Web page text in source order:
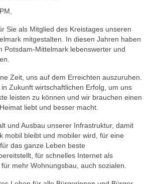
Sie als Mitglied des Kreistages unseren
mitgestalten. In diesen Jahren haben
Potsdam-Mittelmark lebenswerter und
Zeit, uns auf dem Erreichten auszuruhen.
Zukunft wirtschaftlichen Erfolg, um uns
leisten zu können und wir brauchen einen
liebt und besser macht.
und Ausbau unserer Infrastruktur, damit
mobil bleibt und mobiler wird, für eine
das ganze Leben beste
für schnelles Internet als
mehr Wohnungsbau, auch sozialen.